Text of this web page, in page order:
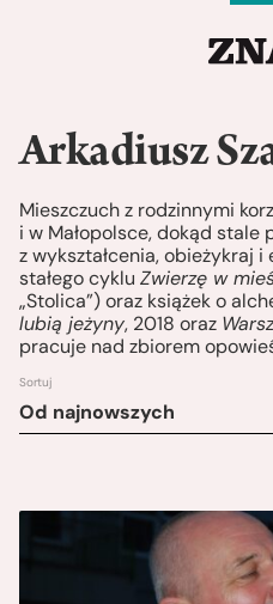
Arkadiusz
Mieszczuch z rodzinnymi
i w Małopolsce, dokąd stale
z wykształcenia, obieżykraj i
stałego cyklu Zwierzę w
„Stolica”) oraz książek o
lubią jeżyny, 2018 oraz
pracuje nad zbiorem
Sortuj
Od najnowszych